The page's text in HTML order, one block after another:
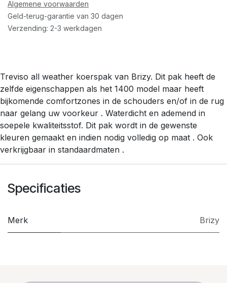
Algemene voorwaarden
Geld-terug-garantie van 30 dagen
Verzending: 2-3 werkdagen
Treviso all weather koerspak van Brizy. Dit pak heeft de
zelfde eigenschappen als het 1400 model maar heeft
bijkomende comfortzones in de schouders en/of in de rug
naar gelang uw voorkeur . Waterdicht en ademend in
soepele kwaliteitsstof. Dit pak wordt in de gewenste
kleuren gemaakt en indien nodig volledig op maat . Ook
verkrijgbaar in standaardmaten .
Specificaties
Merk Brizy